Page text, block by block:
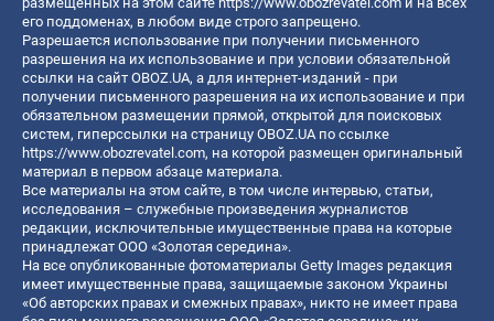
его поддоменах, в любом виде строго запрещено.
Разрешается использование при получении письменного
разрешения на их использование и при условии обязательной
ссылки на сайт OBOZ.UA, а для интернет-изданий - при
получении письменного разрешения на их использование и при
обязательном размещении прямой, открытой для поисковых
систем, гиперссылки на страницу OBOZ.UA по ссылке
https://www.obozrevatel.com, на которой размещен оригинальный
материал в первом абзаце материала.
Все материалы на этом сайте, в том числе интервью, статьи,
исследования – служебные произведения журналистов
редакции, исключительные имущественные права на которые
принадлежат ООО «Золотая середина».
На все опубликованные фотоматериалы Getty Images редакция
имеет имущественные права, защищаемые законом Украины
«Об авторских правах и смежных правах», никто не имеет права